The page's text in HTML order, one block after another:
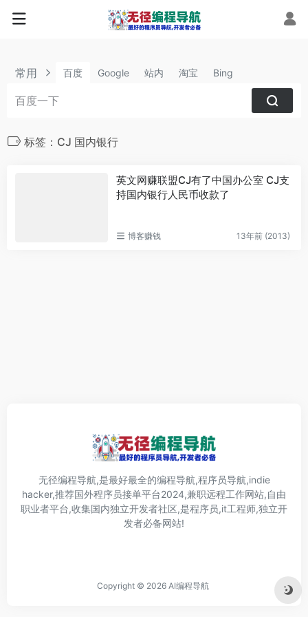
常用 百度 Google 站内 淘宝 Bing
标签：CJ 国内银行
英文网赚联盟CJ有了中国办公室 CJ支
持国内银行人民币收款了
博客赚钱 13年前 (2013)
无径编程导航,是最好最全的编程导航,程序员导航,indie
hacker,推荐国外程序员接单平台2024,兼职远程工作网站,自由
职业者平台,收集国内独立开发者社区,是程序员,it工程师,独立开
发者必备网站!
Copyright © 2026 AI编程导航